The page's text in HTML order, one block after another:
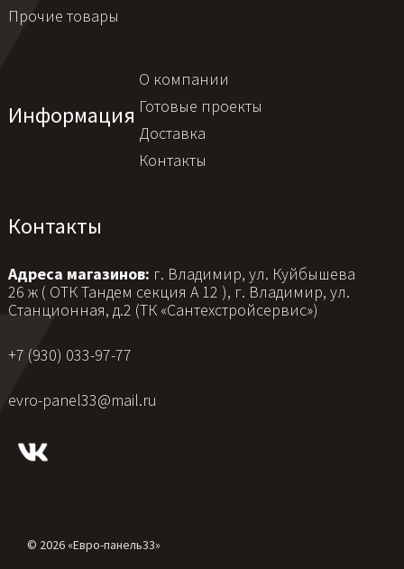
Прочие товары
Информация
О компании
Готовые проекты
Доставка
Контакты
Контакты
Адреса магазинов: г. Владимир, ул. Куйбышева
26 ж ( ОТК Тандем секция А 12 ), г. Владимир, ул.
Станционная, д.2 (ТК «Сантехстройсервис»)
+7 (930) 033-97-77
evro-panel33@mail.ru
© 2026 «Евро-панель33»